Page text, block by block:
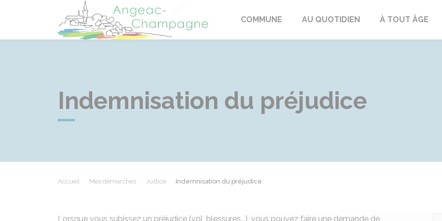
Angeac-Champagne
COMMUNE AU QUOTIDIEN À TOUT ÂGE
Indemnisation du préjudice
Accueil Mes démarches Justice Indemnisation du préjudice
Lorsque vous subissez un préjudice (vol, blessures...), vous pouvez faire une demande de